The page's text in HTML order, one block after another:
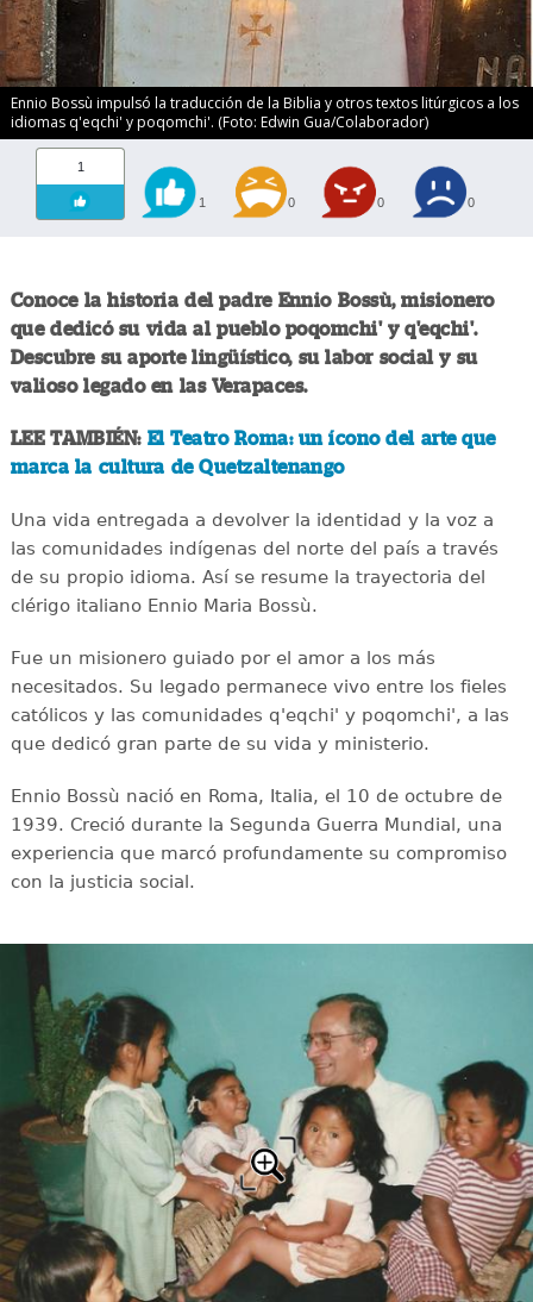
Ennio Bossù impulsó la traducción de la Biblia y otros textos litúrgicos a los
idiomas q'eqchi' y poqomchi'. (Foto: Edwin Gua/Colaborador)
1
1 0 0 0
Conoce la historia del padre Ennio Bossù, misionero
que dedicó su vida al pueblo poqomchi' y q'eqchi'.
Descubre su aporte lingüístico, su labor social y su
valioso legado en las Verapaces.
LEE TAMBIÉN: El Teatro Roma: un ícono del arte que
marca la cultura de Quetzaltenango
Una vida entregada a devolver la identidad y la voz a
las comunidades indígenas del norte del país a través
de su propio idioma. Así se resume la trayectoria del
clérigo italiano Ennio Maria Bossù.
Fue un misionero guiado por el amor a los más
necesitados. Su legado permanece vivo entre los fieles
católicos y las comunidades q'eqchi' y poqomchi', a las
que dedicó gran parte de su vida y ministerio.
Ennio Bossù nació en Roma, Italia, el 10 de octubre de
1939. Creció durante la Segunda Guerra Mundial, una
experiencia que marcó profundamente su compromiso
con la justicia social.